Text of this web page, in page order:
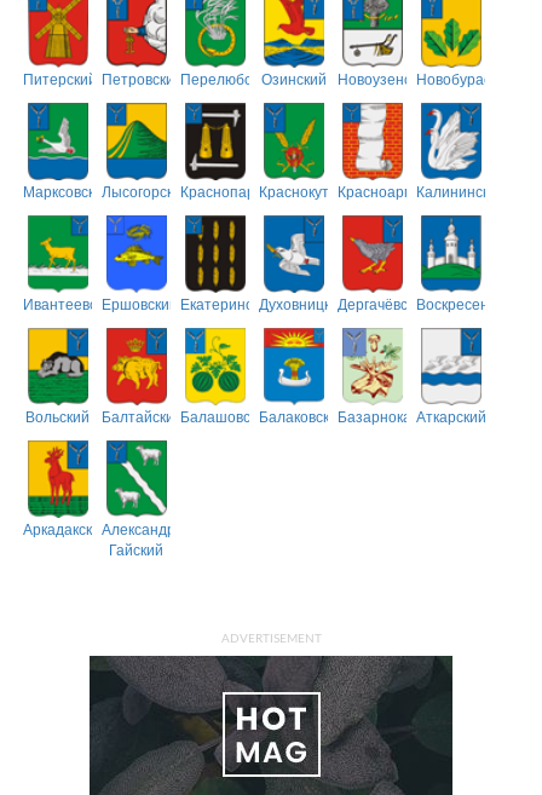
Питерский ПетровскийПерелюбскийОзинский НовоузенскийНовобурасский
МарксовскийЛысогорскийКраснопартизанский
КраснокутскийКрасноармейский
Калининский
ИвантеевскийЕршовский ЕкатериновскийДуховницкийДергачёвскийВоскресенский
Вольский БалтайскийБалашовскийБалаковскийБазарнокарабулакский
Аткарский
АркадакскийАлександрово-
Гайский
ADVERTISEMENT